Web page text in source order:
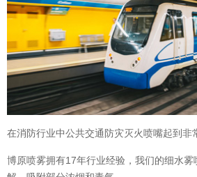
在消防行业中公共交通防灾灭火喷嘴起到非
博原喷雾拥有17年行业经验，我们的细水雾